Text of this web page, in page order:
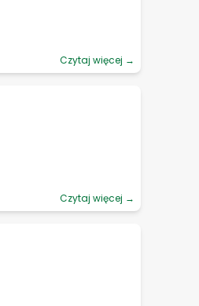
Czytaj więcej →
Czytaj więcej →